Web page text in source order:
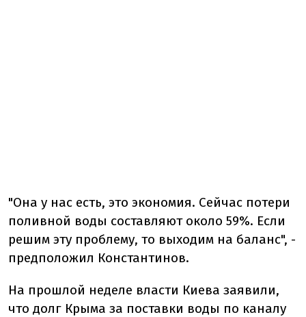
"Она у нас есть, это экономия. Сейчас потери
поливной воды составляют около 59%. Если
решим эту проблему, то выходим на баланс", -
предположил Константинов.
На прошлой неделе власти Киева заявили,
что долг Крыма за поставки воды по каналу